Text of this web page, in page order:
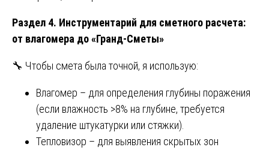
Раздел 4. Инструментарий для сметного расчета:
от влагомера до «Гранд-Сметы»
🔧 Чтобы смета была точной, я использую:
Влагомер – для определения глубины поражения
(если влажность >8% на глубине, требуется
удаление штукатурки или стяжки).
Тепловизор – для выявления скрытых зон